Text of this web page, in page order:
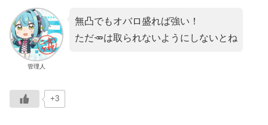
管理人
無凸でもオバロ盛れば強い！
ただ🥕は取られないようにしないとね
+3